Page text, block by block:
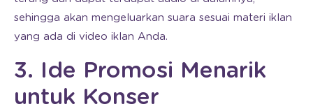
sehingga akan mengeluarkan suara sesuai materi iklan
yang ada di video iklan Anda.
3. Ide Promosi Menarik
untuk Konser